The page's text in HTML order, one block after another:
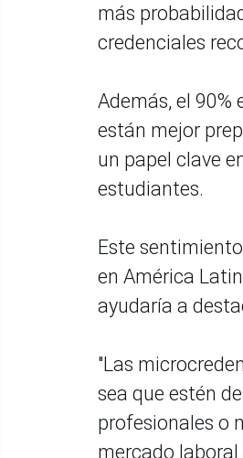
más
credenciales
Además, el 90%
están mejor
un papel clave
estudiantes.
Este
en América
ayudaría a
"Las
sea que estén
profesionales o
mercado